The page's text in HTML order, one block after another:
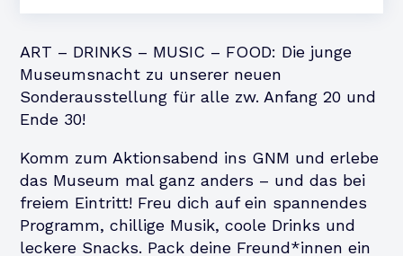
ART – DRINKS – MUSIC – FOOD: Die junge
Museumsnacht zu unserer neuen
Sonderausstellung für alle zw. Anfang 20 und
Ende 30!
Komm zum Aktionsabend ins GNM und erlebe
das Museum mal ganz anders – und das bei
freiem Eintritt! Freu dich auf ein spannendes
Programm, chillige Musik, coole Drinks und
leckere Snacks. Pack deine Freund*innen ein